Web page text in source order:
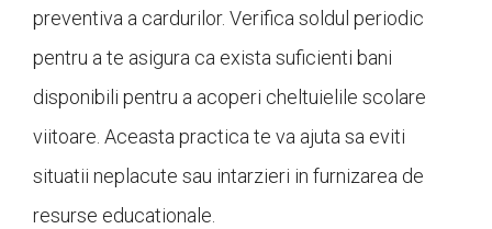
preventiva a cardurilor. Verifica soldul periodic
pentru a te asigura ca exista suficienti bani
disponibili pentru a acoperi cheltuielile scolare
viitoare. Aceasta practica te va ajuta sa eviti
situatii neplacute sau intarzieri in furnizarea de
resurse educationale.